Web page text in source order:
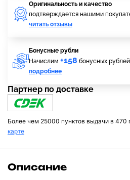
Оригинальность и качество
подтверждается нашими
читать отзывы
Бонусные рубли
Начислим +158 бонусных рублей
подробнее
Партнер по доставке
Более чем 25000 пунктов выдачи в 470
карте
Описание